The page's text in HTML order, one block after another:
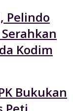
Pelindo
Kodim
Bukukan